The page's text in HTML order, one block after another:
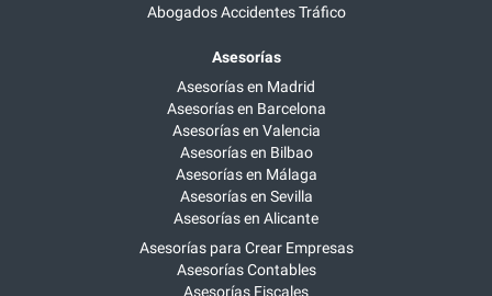
Abogados Accidentes Tráfico
Asesorías
Asesorías en Madrid
Asesorías en Barcelona
Asesorías en Valencia
Asesorías en Bilbao
Asesorías en Málaga
Asesorías en Sevilla
Asesorías en Alicante
Asesorías para Crear Empresas
Asesorías Contables
Asesorías Fiscales